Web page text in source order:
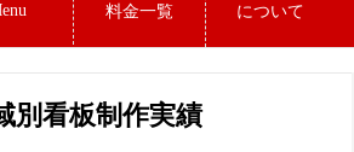
料金一覧
について
別看板制作実績